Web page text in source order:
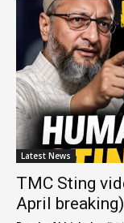
Latest News
TMC Sting
April breaking)